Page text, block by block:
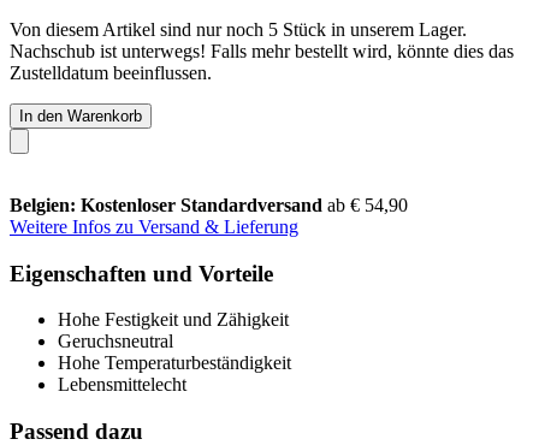
Von diesem Artikel sind nur noch 5 Stück in unserem Lager.
Nachschub ist unterwegs! Falls mehr bestellt wird, könnte dies das
Zustelldatum beeinflussen.
In den Warenkorb
Belgien: Kostenloser Standardversand ab € 54,90
Weitere Infos zu Versand & Lieferung
Eigenschaften und Vorteile
Hohe Festigkeit und Zähigkeit
Geruchsneutral
Hohe Temperaturbeständigkeit
Lebensmittelecht
Passend dazu